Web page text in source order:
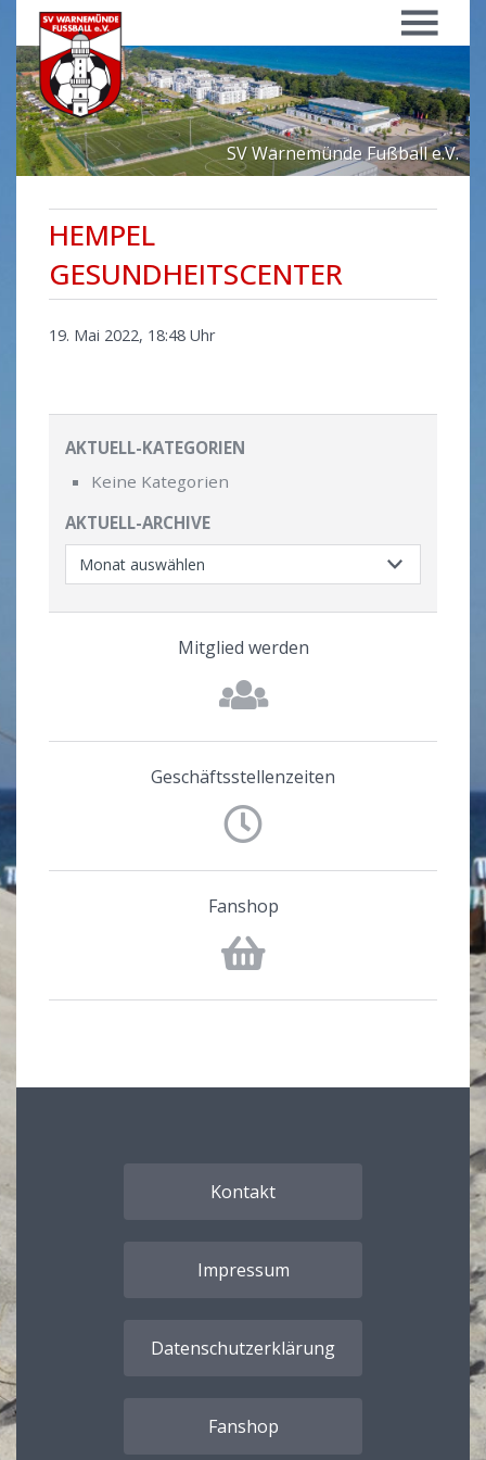
Menü
SV Warnemünde Fußball e.V.
HEMPEL
GESUNDHEITSCENTER
19. Mai 2022, 18:48 Uhr
AKTUELL-KATEGORIEN
Keine Kategorien
AKTUELL-ARCHIVE
Mitglied werden
Geschäftsstellenzeiten
Fanshop
Kontakt
Impressum
Datenschutzerklärung
Fanshop